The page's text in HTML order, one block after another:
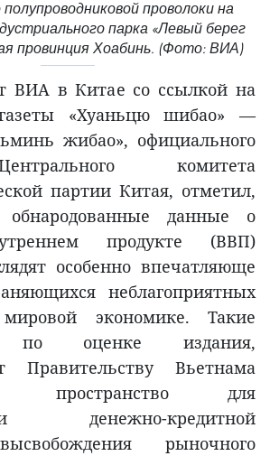
проволоки на
парка «Левый берег
провинция Хоабинь. (Фото: ВИА)
ВИА в Китае со ссылкой на
«Хуаньцю шибао» —
жибао», официального
комитета
партии Китая, отметил,
данные о
продукте (ВВП)
особенно впечатляюще
неблагоприятных
экономике. Такие
по оценке издания,
Правительству Вьетнама
пространство для
денежно-кредитной
рыночного